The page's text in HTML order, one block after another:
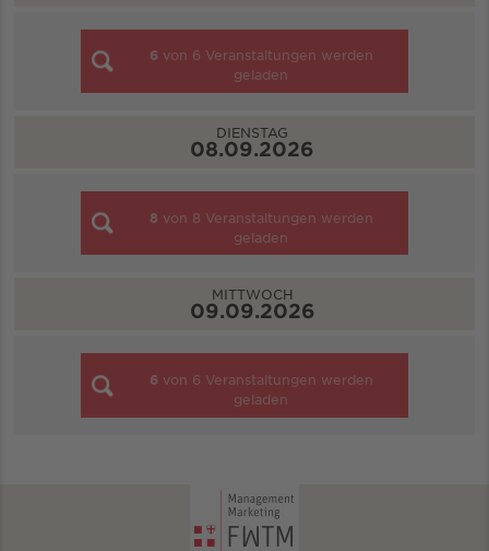
6 von 6 Veranstaltungen werden
geladen
DIENSTAG
08.09.2026
8 von 8 Veranstaltungen werden
geladen
MITTWOCH
09.09.2026
6 von 6 Veranstaltungen werden
geladen